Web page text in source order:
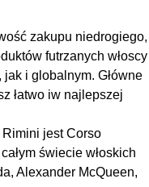
zakupu niedrogiego,
futrzanych włoscy
i globalnym. Główne
łatwo iw najlepszej
Rimini jest Corso
świecie włoskich
Alexander McQueen,